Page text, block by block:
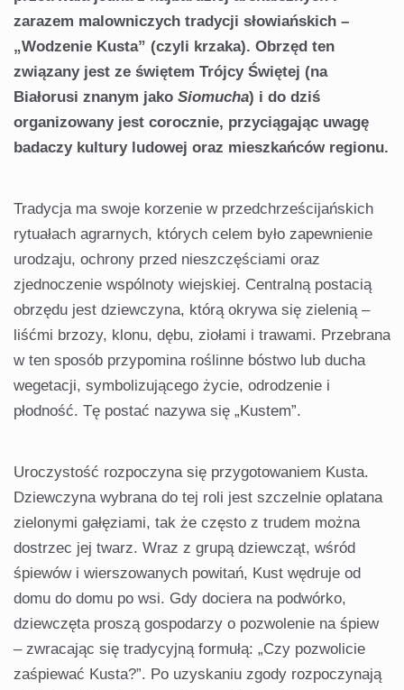
zarazem malowniczych tradycji słowiańskich –
„Wodzenie Kusta” (czyli krzaka). Obrzęd ten
związany jest ze świętem Trójcy Świętej (na
Białorusi znanym jako Siomucha) i do dziś
organizowany jest corocznie, przyciągając uwagę
badaczy kultury ludowej oraz mieszkańców regionu.
Tradycja ma swoje korzenie w przedchrześcijańskich
rytuałach agrarnych, których celem było zapewnienie
urodzaju, ochrony przed nieszczęściami oraz
zjednoczenie wspólnoty wiejskiej. Centralną postacią
obrzędu jest dziewczyna, którą okrywa się zielenią –
liśćmi brzozy, klonu, dębu, ziołami i trawami. Przebrana
w ten sposób przypomina roślinne bóstwo lub ducha
wegetacji, symbolizującego życie, odrodzenie i
płodność. Tę postać nazywa się „Kustem”.
Uroczystość rozpoczyna się przygotowaniem Kusta.
Dziewczyna wybrana do tej roli jest szczelnie oplatana
zielonymi gałęziami, tak że często z trudem można
dostrzec jej twarz. Wraz z grupą dziewcząt, wśród
śpiewów i wierszowanych powitań, Kust wędruje od
domu do domu po wsi. Gdy dociera na podwórko,
dziewczęta proszą gospodarzy o pozwolenie na śpiew
– zwracając się tradycyjną formułą: „Czy pozwolicie
zaśpiewać Kusta?”. Po uzyskaniu zgody rozpoczynają